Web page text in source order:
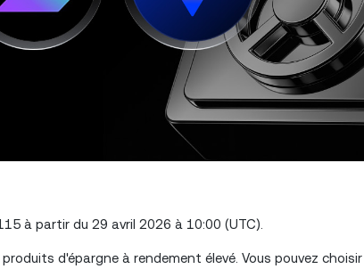
à partir du 29 avril 2026 à 10:00 (UTC).
d'épargne à rendement élevé. Vous pouvez